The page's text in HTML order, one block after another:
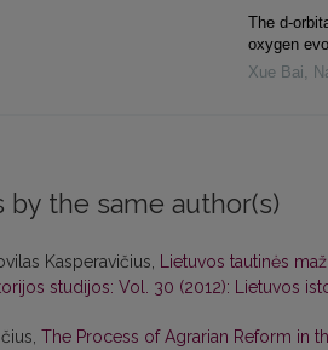
The d-
oxygen
Xue Bai,
by the same author(s)
Kasperavičius, Lietuvos tautinės
studijos: Vol. 30 (2012): Lietuvos
The Process of Agrarian Reform in